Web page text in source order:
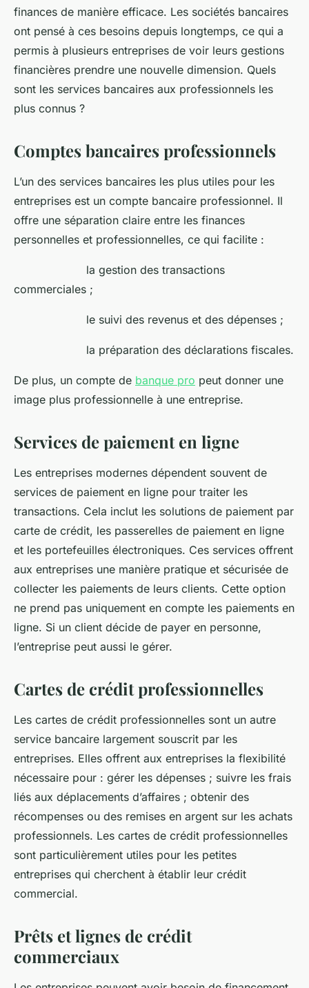
finances de manière efficace. Les sociétés bancaires
ont pensé à ces besoins depuis longtemps, ce qui a
permis à plusieurs entreprises de voir leurs gestions
financières prendre une nouvelle dimension. Quels
sont les services bancaires aux professionnels les
plus connus ?
Comptes bancaires professionnels
L’un des services bancaires les plus utiles pour les
entreprises est un compte bancaire professionnel. Il
offre une séparation claire entre les finances
personnelles et professionnelles, ce qui facilite :
la gestion des transactions
commerciales ;
le suivi des revenus et des dépenses ;
la préparation des déclarations fiscales.
De plus, un compte de banque pro peut donner une
image plus professionnelle à une entreprise.
Services de paiement en ligne
Les entreprises modernes dépendent souvent de
services de paiement en ligne pour traiter les
transactions. Cela inclut les solutions de paiement par
carte de crédit, les passerelles de paiement en ligne
et les portefeuilles électroniques. Ces services offrent
aux entreprises une manière pratique et sécurisée de
collecter les paiements de leurs clients. Cette option
ne prend pas uniquement en compte les paiements en
ligne. Si un client décide de payer en personne,
l’entreprise peut aussi le gérer.
Cartes de crédit professionnelles
Les cartes de crédit professionnelles sont un autre
service bancaire largement souscrit par les
entreprises. Elles offrent aux entreprises la flexibilité
nécessaire pour : gérer les dépenses ; suivre les frais
liés aux déplacements d’affaires ; obtenir des
récompenses ou des remises en argent sur les achats
professionnels. Les cartes de crédit professionnelles
sont particulièrement utiles pour les petites
entreprises qui cherchent à établir leur crédit
commercial.
Prêts et lignes de crédit
commerciaux